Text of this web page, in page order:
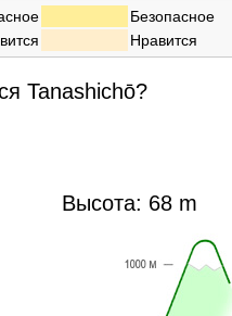
Безопасное
Нравится
Tanashichō?
Высота: 68 m